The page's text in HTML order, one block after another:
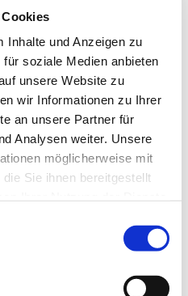
Inhalte und Anzeigen zu
soziale Medien anbieten
unsere Website zu
wir Informationen zu Ihrer
an unsere Partner für
Analysen weiter. Unsere
möglicherweise mit
Sie ihnen bereitgestellt
Sie auch